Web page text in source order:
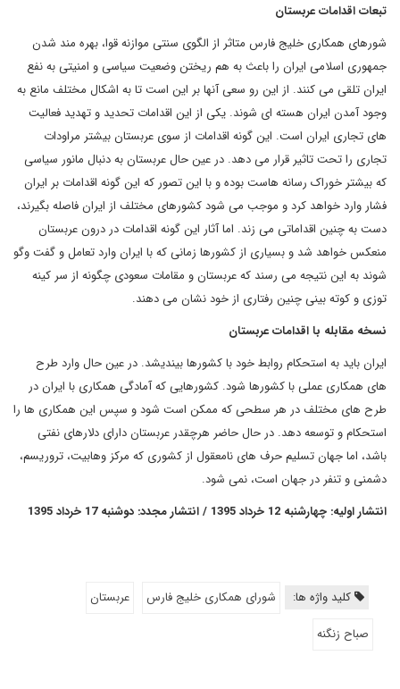
تبعات اقدامات عربستان
شورهای همکاری خلیج فارس متاثر از الگوی سنتی موازنه قوا، بهره مند شدن
جمهوری اسلامی ایران را باعث به هم ریختن وضعیت سیاسی و امنیتی به نفع
ایران تلقی می کنند. از این رو سعی آنها بر این است تا به اشکال مختلف مانع به
وجود آمدن ایران هسته ای شوند. یکی از این اقدامات تحدید و تهدید فعالیت
های تجاری ایران است. این گونه اقدامات از سوی عربستان بیشتر مراودات
تجاری را تحت تاثیر قرار می دهد. در عین حال عربستان به دنبال مانور سیاسی
که بیشتر خوراک رسانه هاست بوده و با این تصور که این گونه اقدامات بر ایران
فشار وارد خواهد کرد و موجب می شود کشورهای مختلف از ایران فاصله بگیرند،
دست به چنین اقداماتی می زند. اما آثار این گونه اقدامات در درون عربستان
منعکس خواهد شد و بسیاری از کشورها زمانی که با ایران وارد تعامل و گفت وگو
شوند به این نتیجه می رسند که عربستان و مقامات سعودی چگونه از سر کینه
توزی و کوته بینی چنین رفتاری از خود نشان می دهند.
نسخه مقابله با اقدامات عربستان
ایران باید به استحکام روابط خود با کشورها بیندیشد. در عین حال وارد طرح
های همکاری عملی با کشورها شود. کشورهایی که آمادگی همکاری با ایران در
طرح های مختلف در هر سطحی که ممکن است شود و سپس این همکاری ها را
استحکام و توسعه دهد. در حال حاضر هرچقدر عربستان دارای دلارهای نفتی
باشد، اما جهان تسلیم حرف های نامعقول از کشوری که مرکز وهابیت، تروریسم،
دشمنی و تنفر در جهان است، نمی شود.
انتشار اولیه: چهارشنبه 12 خرداد 1395 / انتشار مجدد: دوشنبه 17 خرداد 1395
کلید واژه ها: شورای همکاری خلیج فارس
عربستان
صباح زنگنه